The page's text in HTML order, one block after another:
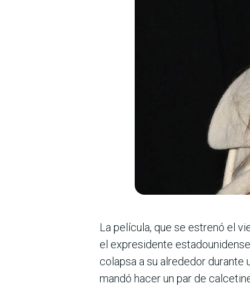
La película, que se estrenó el
el expresidente
colapsa a su alrededor durante
mandó hacer un par de